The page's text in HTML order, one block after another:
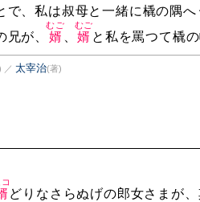
で、私は叔母と一緒に橇の隅
兄が、 婿
むご
婿
むご
と私を罵つて橇
／ 太宰治(著)
どりなさらぬげの郎女さまが